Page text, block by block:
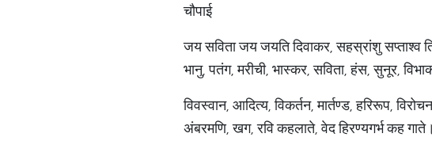
चौपाई
जय सविता जय जयति दिवाकर, सहस्रांशु सप्ताश्व
भानु, पतंग, मरीची, भास्कर, सविता, हंस, सुनूर,
विवस्वान, आदित्य, विकर्तन, मार्तण्ड, हरिरूप,
अंबरमणि, खग, रवि कहलाते, वेद हिरण्यगर्भ कह गाते।